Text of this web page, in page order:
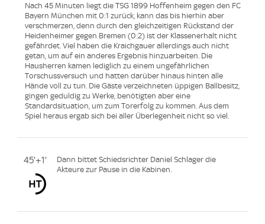
Nach 45 Minuten liegt die TSG 1899 Hoffenheim gegen den FC
Bayern München mit 0:1 zurück, kann das bis hierhin aber
verschmerzen, denn durch den gleichzeitigen Rückstand der
Heidenheimer gegen Bremen (0:2) ist der Klassenerhalt nicht
gefährdet. Viel haben die Kraichgauer allerdings auch nicht
getan, um auf ein anderes Ergebnis hinzuarbeiten. Die
Hausherren kamen lediglich zu einem ungefährlichen
Torschussversuch und hatten darüber hinaus hinten alle
Hände voll zu tun. Die Gäste verzeichneten üppigen Ballbesitz,
gingen geduldig zu Werke, benötigten aber eine
Standardsituation, um zum Torerfolg zu kommen. Aus dem
Spiel heraus ergab sich bei aller Überlegenheit nicht so viel.
45'+1'
Dann bittet Schiedsrichter Daniel Schlager die
Akteure zur Pause in die Kabinen.